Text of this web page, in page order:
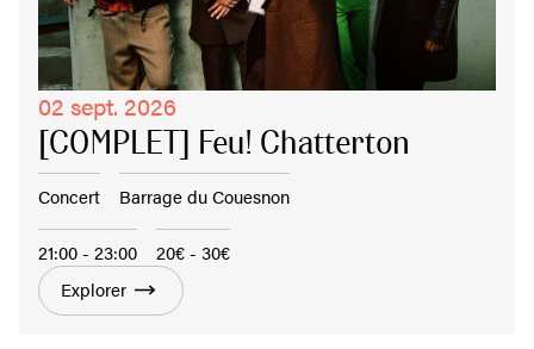
02 sept. 2026
[COMPLET] Feu! Chatterton
Concert Barrage du Couesnon
21:00 - 23:00
20€ - 30€
Explorer